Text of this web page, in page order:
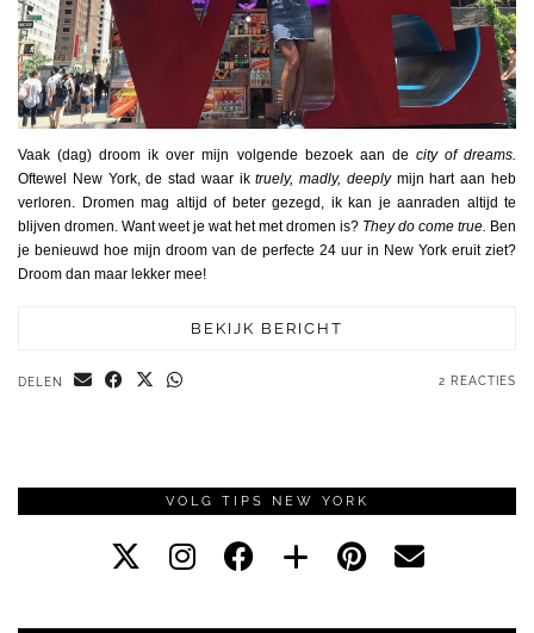
Vaak (dag) droom ik over mijn volgende bezoek aan de city of dreams.
Oftewel New York, de stad waar iktruely, madly, deeplymijn hart aan heb
verloren. Dromen mag altijd of beter gezegd, ik kan je aanraden altijd te
blijven dromen. Want weet je wat het met dromen is? They do come true. Ben
je benieuwd hoe mijn droom van de perfecte 24 uur in New York eruit ziet?
Droom dan maar lekker mee!
BEKIJK BERICHT
DELEN 2 REACTIES
VOLG TIPS NEW YORK